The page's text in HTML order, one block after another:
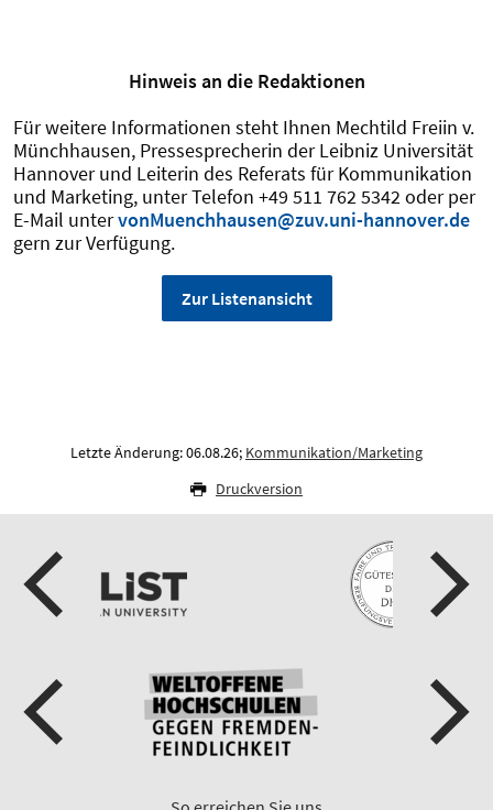
Hinweis an die Redaktionen
Für weitere Informationen steht Ihnen Mechtild Freiin v.
Münchhausen, Pressesprecherin der Leibniz Universität
Hannover und Leiterin des Referats für Kommunikation
und Marketing, unter Telefon +49 511 762 5342 oder per
E-Mail untervonMuenchhausen@zuv.uni-hannover.de
gern zur Verfügung.
Zur Listenansicht
Letzte Änderung: 06.08.26; Kommunikation/Marketing
Druckversion